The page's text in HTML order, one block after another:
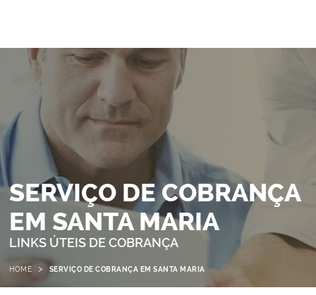
SERVIÇO DE COBRANÇA
EM SANTA MARIA
LINKS ÚTEIS DE COBRANÇA
HOME > SERVIÇO DE COBRANÇA EM SANTA MARIA